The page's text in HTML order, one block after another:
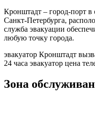
Кронштадт – город-порт в
Санкт-Петербурга,
служба эвакуации
любую точку города.
эвакуатор Кронштадт
24 часа эвакуатор цена
Зона